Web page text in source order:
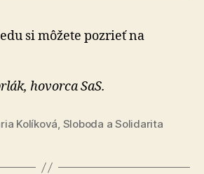
si môžete pozrieť na
hovorca SaS.
Kolíková, Sloboda a Solidarita